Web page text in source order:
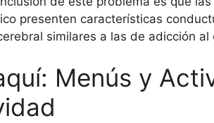
presenten características
similares a las de adicción
Menús y